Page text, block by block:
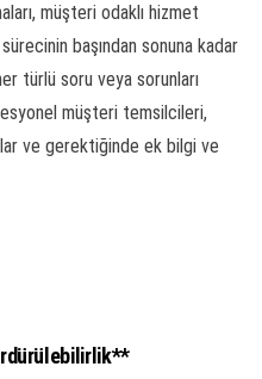
müşteri odaklı hizmet
sürecinin başından sonuna kadar
türlü soru veya sorunları
müşteri temsilcileri,
ve gerektiğinde ek bilgi ve